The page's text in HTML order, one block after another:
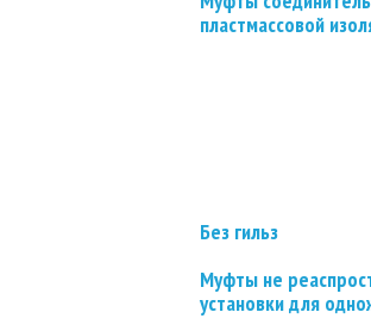
пластмассовой
Без гильз
Муфты не
установки для